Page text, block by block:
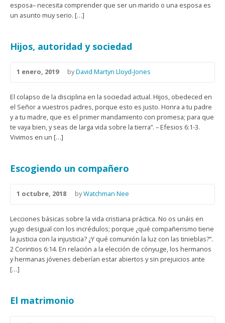
esposa– necesita comprender que ser un marido o una esposa es
un asunto muy serio. […]
Hijos, autoridad y sociedad
1 enero, 2019 byDavid Martyn Lloyd-Jones
El colapso de la disciplina en la sociedad actual. Hijos, obedeced en
el Señor a vuestros padres, porque esto es justo. Honra a tu padre
y a tu madre, que es el primer mandamiento con promesa; para que
te vaya bien, y seas de larga vida sobre la tierra”. – Efesios 6:1-3.
Vivimos en un […]
Escogiendo un compañero
1 octubre, 2018 byWatchman Nee
Lecciones básicas sobre la vida cristiana práctica. No os unáis en
yugo desigual con los incrédulos; porque ¿qué compañerismo tiene
la justicia con la injusticia? ¿Y qué comunión la luz con las tinieblas?”.
2 Corintios 6:14. En relación a la elección de cónyuge, los hermanos
y hermanas jóvenes deberían estar abiertos y sin prejuicios ante
[…]
El matrimonio